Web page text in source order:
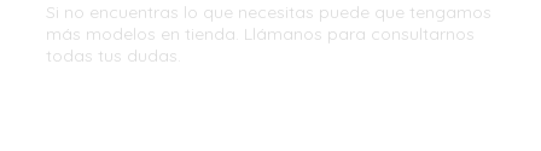
Si no encuentras lo que necesitas puede que tengamos
más modelos en tienda. Llámanos para consultarnos
todas tus dudas.